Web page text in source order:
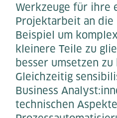
Werkzeuge für ihre
Projektarbeit an die
Beispiel um
kleinere Teile zu
besser umsetzen zu
Gleichzeitig
Business
technischen